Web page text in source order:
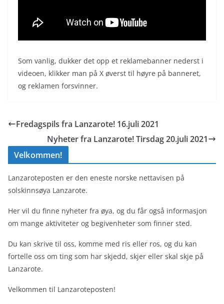
Som vanlig, dukker det opp et reklamebanner nederst i
videoen, klikker man på X øverst til høyre på banneret,
og reklamen forsvinner.
Fredagspils fra Lanzarote! 16.juli 2021
Nyheter fra Lanzarote! Tirsdag 20.juli 2021
Velkommen!
Lanzaroteposten er den eneste norske nettavisen på
solskinnsøya Lanzarote.
Her vil du finne nyheter fra øya, og du får også informasjon
om mange aktiviteter og begivenheter som finner sted.
Du kan skrive til oss, komme med ris eller ros, og du kan
fortelle oss om ting som har skjedd, skjer eller skal skje på
Lanzarote.
Velkommen til Lanzaroteposten!